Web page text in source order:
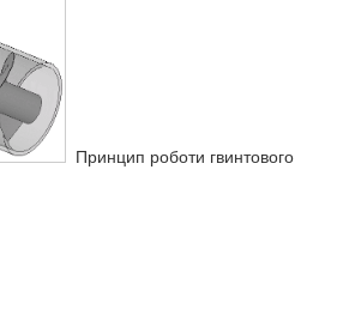
Принцип роботи гвинтового